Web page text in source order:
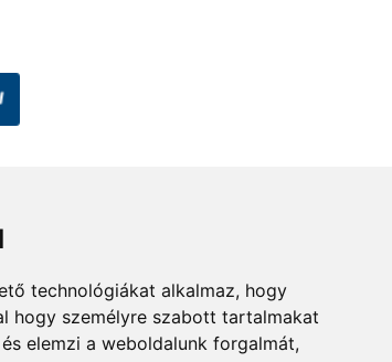
technológiákat alkalmaz, hogy
hogy személyre szabott tartalmakat
elemzi a weboldalunk forgalmát,